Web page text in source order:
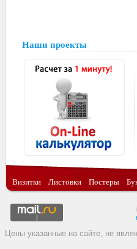
Наши проекты
Визитки Листовки Постеры
Цены указанные на сайте, не